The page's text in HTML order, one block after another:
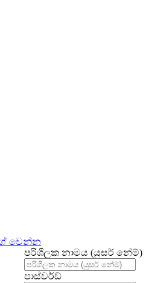
වෙන්න
පරිශීලක නාමය (යුසර් නේම්)
පාස්වර්ඩ්